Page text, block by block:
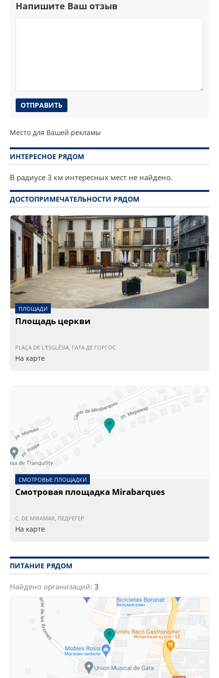
Напишите Ваш отзыв
Место для Вашей рекламы
ИНТЕРЕСНОЕ РЯДОМ
В радиусе 3 км интересных мест не найдено.
ДОСТОПРИМЕЧАТЕЛЬНОСТИ РЯДОМ
ПЛОЩАДИ
Площадь церкви
PLAÇA DE L'ESGLÉSIA, ГАТА ДЕ ГОРГОС
На карте
СМОТРОВЫЕ ПЛОЩАДКИ
Смотровая площадка Mirabarques
C. DE MIRAMAR, ПЕДРЕГЕР
На карте
ПИТАНИЕ РЯДОМ
Найдено организаций: 3